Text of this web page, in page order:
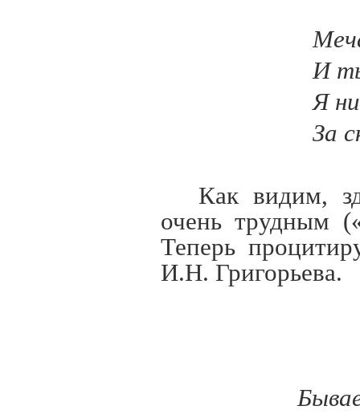
И
Я
За
Как видим,
очень трудным
Теперь
И.Н. Григорьева.